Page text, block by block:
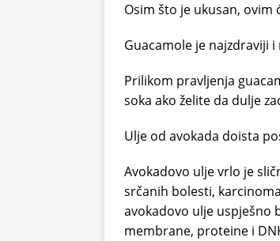
Osim što je ukusan,
Guacamole je najzdraviji
Prilikom pravljenja
soka ako želite da dulje
Ulje od avokada doista
Avokadovo ulje vrlo je
srčanih bolesti,
avokadovo ulje uspješno
membrane, proteine i